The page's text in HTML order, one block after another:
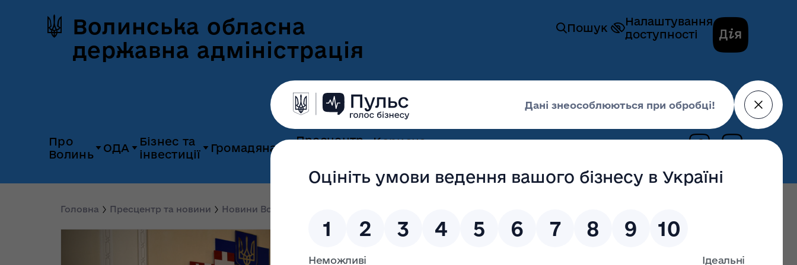
Пошук
Налаштування
доступності
Волинська обласна
державна адміністрація
Про
Волинь
Герб та прапор
Історія Волині
ОДА
Органи влади
Бізнес та
інвестиції
Дія.Бізнес
Платформа
Громадянам
Відкриті дані
Доступ до
публічної
Пресцентр
Оголошення
Фотогалерея
Відеогалерея
Корисна
Інформація для
е-Ветеран
Інформація для
ВПО
Подати е-
Головна Пресцентр та новини Новини Волині
29 травня 2019,